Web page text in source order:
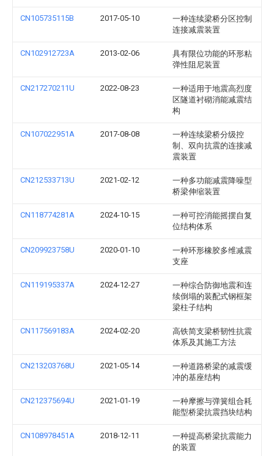
CN105735115B 2017-05-10
一种连续梁桥分区控制
连接减震装置
CN102912723A 2013-02-06
具有限位功能的环形粘
弹性阻尼装置
CN217270211U 2022-08-23
一种适用于地震高烈度
区隧道衬砌消能减震结
构
CN107022951A 2017-08-08
一种连续梁桥分级控
制、双向抗震的连接减
震装置
CN212533713U 2021-02-12
一种多功能减震降噪型
桥梁伸缩装置
CN118774281A 2024-10-15
一种可控消能摇摆自复
位结构体系
CN209923758U 2020-01-10
一种环形橡胶多维减震
支座
CN119195337A 2024-12-27
一种综合防御地震和连
续倒塌的装配式钢框架
梁柱子结构
CN117569183A 2024-02-20
高铁简支梁桥韧性抗震
体系及其施工方法
CN213203768U 2021-05-14
一种道路桥梁的减震缓
冲的基座结构
CN212375694U 2021-01-19
一种摩擦与弹簧组合耗
能型桥梁抗震挡块结构
CN108978451A 2018-12-11
一种提高桥梁抗震能力
的装置